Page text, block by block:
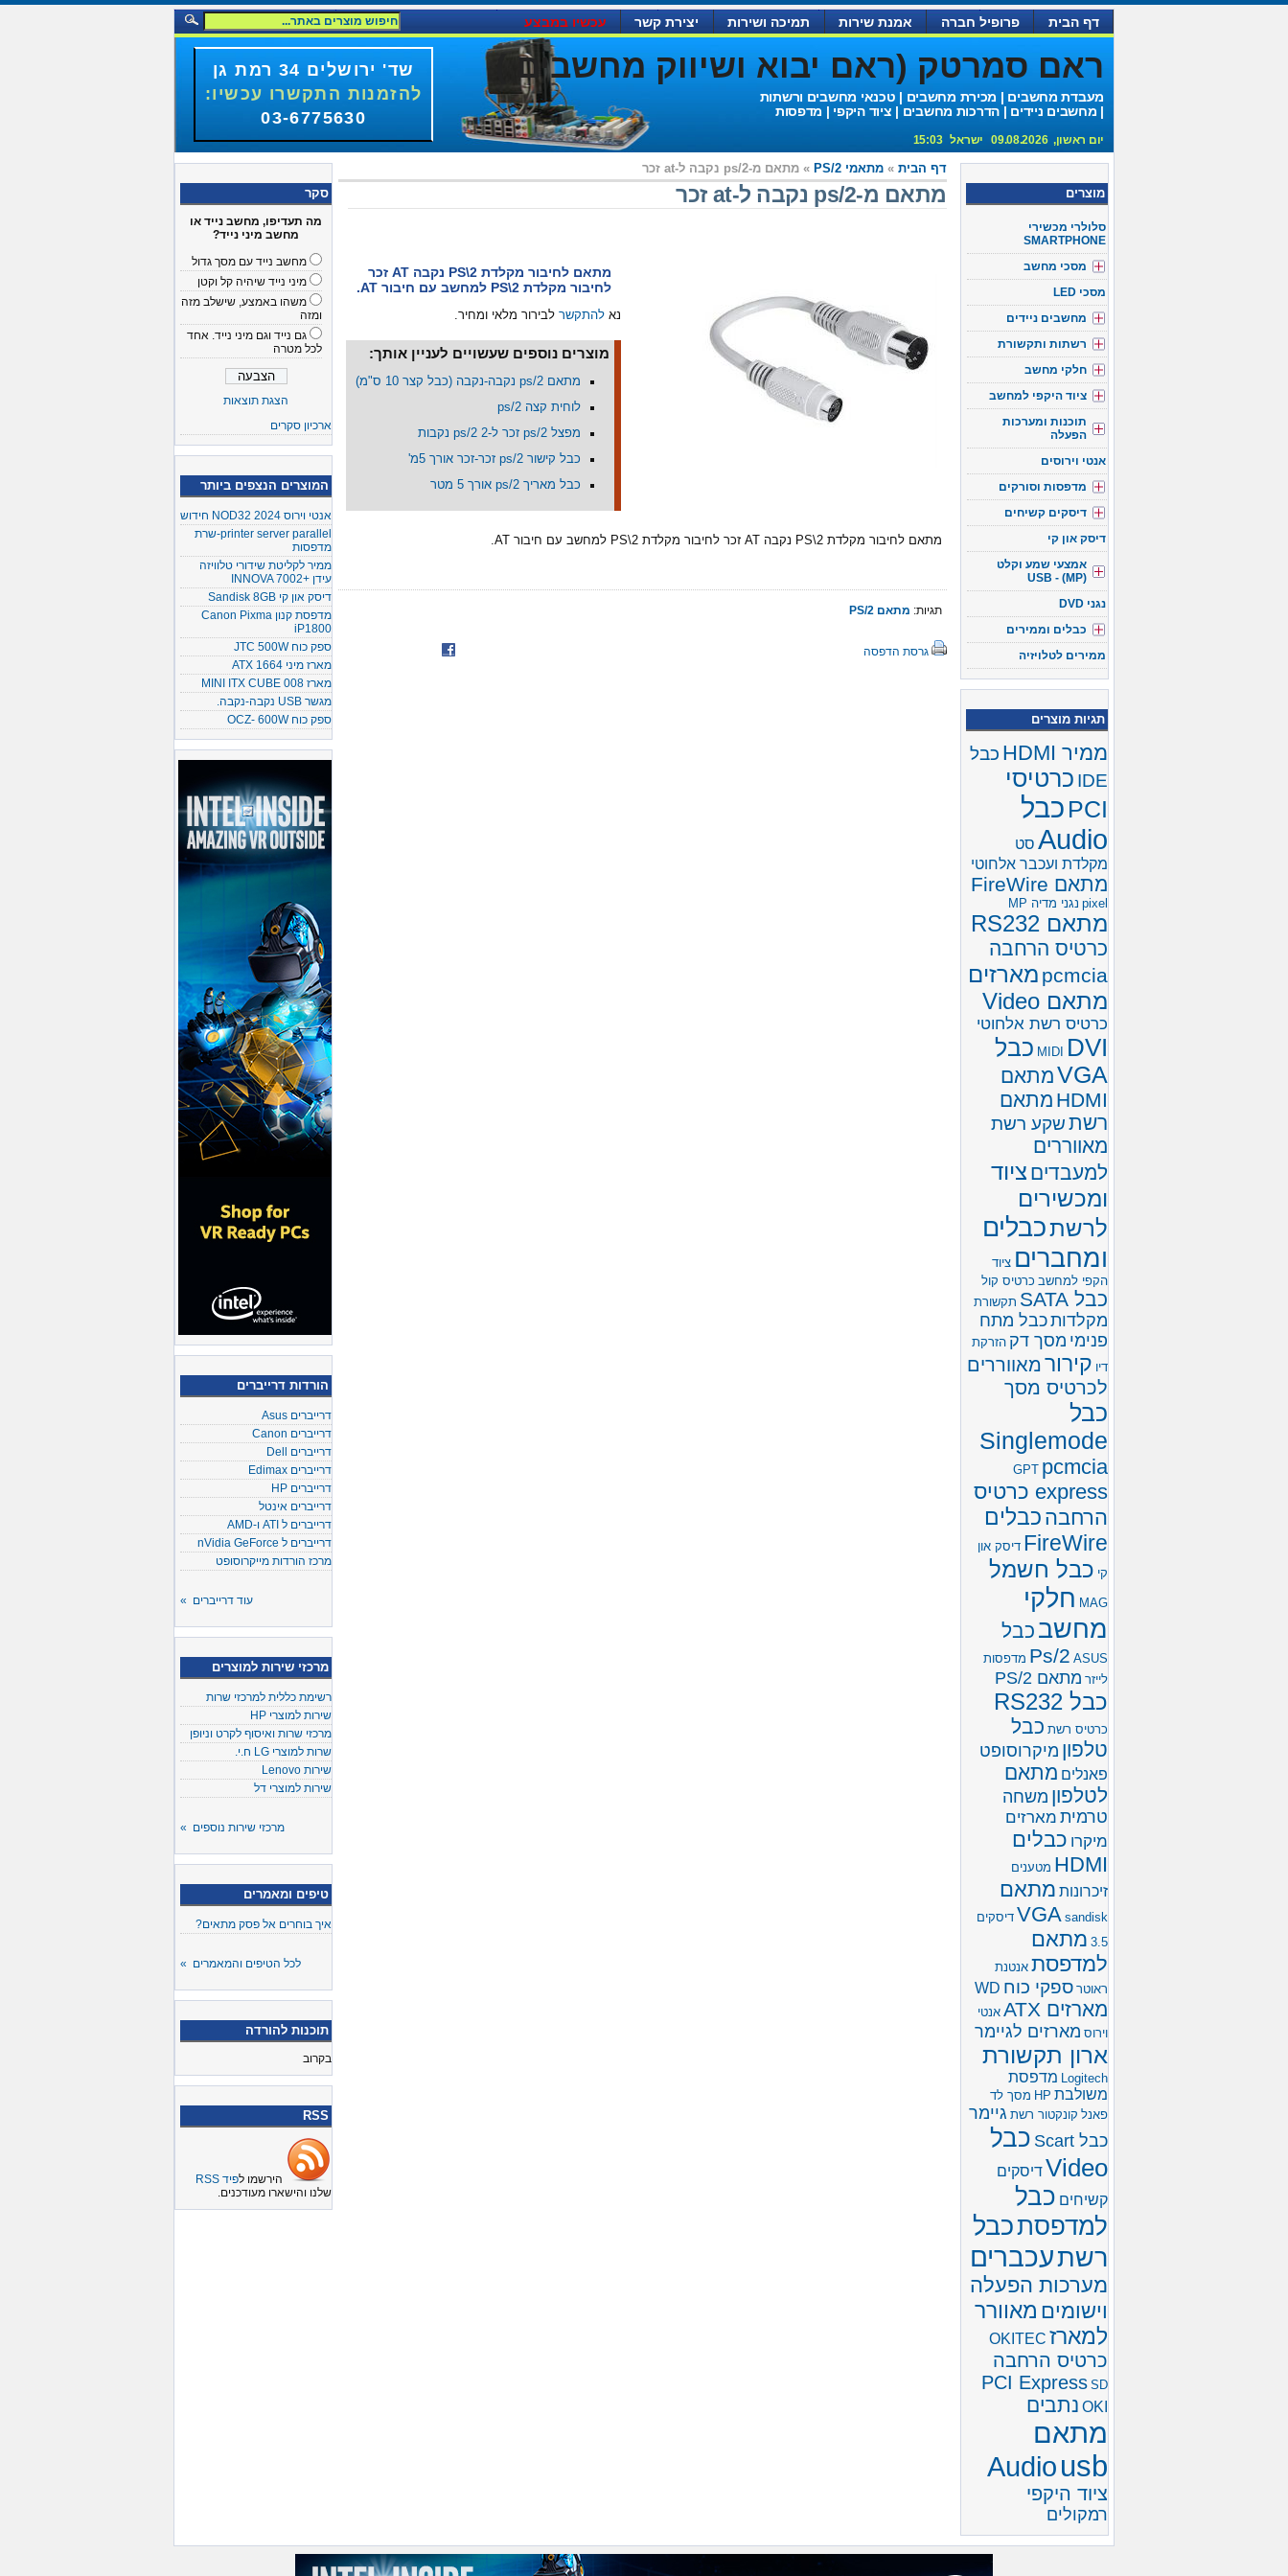
דף הבית פרופיל חברה אמנת שירות תמיכה ושירות יצירת קשר עכשיו במבצע
ראם סמרטק (ראם יבוא ושיווק מחשבים )
מעבדת מחשבים | מכירת מחשבים | טכנאי מחשבים ורשתות
| מחשבים ניידים | הדרכות מחשבים | ציוד היקפי | מדפסות
יום ראשון, 09.08.2026 ישראל 15:03
שד' ירושלים 34 רמת גן
להזמנות התקשרו עכשיו:
03-6775630
סקר
מה תעדיפו, מחשב נייד או
מחשב מיני נייד?
מחשב נייד עם מסך גדול
מיני נייד שיהיה קל וקטן
משהו באמצע, שישלב מזה
ומזה
גם נייד וגם מיני נייד. אחד
לכל מטרה
הצגת תוצאות
ארכיון סקרים
המוצרים הנצפים ביותר
אנטי וירוס NOD32 2024 חידוש
printer server parallel-שרת
מדפסות
ממיר לקליטת שידורי טלוויזה
עידן +INNOVA 7002
דיסק און קי Sandisk 8GB
מדפסת קנון Canon Pixma
iP1800
ספק כוח JTC 500W
מארז מיני ATX 1664
מארז MINI ITX CUBE 008
מגשר USB נקבה-נקבה.
ספק כוח OCZ- 600W
הורדות דרייברים
דרייברים Asus
דרייברים Canon
דרייברים Dell
דרייברים Edimax
דרייברים HP
דרייברים אינטל
דרייברים ל ATI ו-AMD
דרייברים ל nVidia GeForce
מרכז הורדות מייקרוסופט
עוד דרייברים »
מרכזי שירות למוצרים
רשימת כללית למרכזי שרות
שירות למוצרי HP
מרכזי שרות ואיסוף לקרט וניופן
שרות למוצרי LG ח.י.
שירות Lenovo
שירות למוצרי דל
מרכזי שירות נוספים »
טיפים ומאמרים
איך בוחרים אל פסק מתאים?
לכל הטיפים והמאמרים »
תוכנות להורדה
בקרוב
RSS
הירשמו לפיד RSS
שלנו והישארו מעודכנים.
דף הבית » מתאמי PS/2 » מתאם מ-ps/2 נקבה ל-at זכר
מתאם מ-ps/2 נקבה ל-at זכר
מתאם לחיבור מקלדת PS\2 נקבה AT זכר
לחיבור מקלדת PS\2 למחשב עם חיבור AT.
נא להתקשר לבירור מלאי ומחיר.
מוצרים נוספים שעשויים לעניין אותך:
מתאם ps/2 נקבה-נקבה (כבל קצר 10 ס"מ)
לוחית קצה ps/2
מפצל ps/2 זכר ל-2 ps/2 נקבות
כבל קישור ps/2 זכר-זכר אורך 5מ'
כבל מאריך ps/2 אורך 5 מטר
מתאם לחיבור מקלדת PS\2 נקבה AT זכר לחיבור מקלדת PS\2 למחשב עם חיבור AT.
תגיות: מתאם PS/2
גרסת הדפסה
מוצרים
סלולרי מכשירי
SMARTPHONE
מסכי מחשב
מסכי LED
מחשבים ניידים
רשתות ותקשורת
חלקי מחשב
ציוד היקפי למחשב
תוכנות ומערכות
הפעלה
אנטי וירוסים
מדפסות וסורקים
דיסקים קשיחים
דיסק און קי
אמצעי שמע וקלט
(USB - (MP
נגני DVD
כבלים וממירים
ממירים לטלויזיה
תגיות מוצרים
ממיר HDMI
כבל
IDE כרטיסי
PCI כבל
Audio סט
מקלדת ועכבר אלחוטי
מתאם FireWire
pixel נגני מדיה MP
מתאם RS232
כרטיס הרחבה
pcmcia מארזים
מתאם Video
כרטיס רשת אלחוטי
MIDI DVI
כבל
VGAמתאם
HDMI מתאם
רשתשקע רשת
מאווררים
למעבדים ציוד
ומכשירים
לרשתכבלים
ומחברים ציוד
הקפי למחשב כרטיס קול
כבל SATA תקשורת
מקלדותכבל מתח
פנימי מסך דק הזרקת
דיו קירורמאווררים
לכרטיס מסך
כבל
Singlemode
GPT pcmcia
express כרטיס
הרחבה כבלים
FireWire דיסק און
קי כבל חשמל
MAG חלקי
מחשב כבל
Ps/2 ASUS
מדפסות
לייזר מתאם PS/2
כבל RS232
כרטיס רשת כבל
טלפון מיקרוסופט
פאנלים מתאם
לטלפון משחה
טרמית מארזים
מיקרו כבלים
HDMI מטענים
זיכרונות מתאם
VGA sandisk
דיסקים
3.5 מתאם
למדפסת אנטנת
ראוטר ספקי כוח WD
מארזים ATX
אנטי
וירוס מארזים לגיימר
ארון תקשורת
Logitech מדפסת
משולבת HP מסך לד
פאנל קונקטור רשת גיימר
כבל Scart
כבל
Videoדיסקים
קשיחים כבל
למדפסתכבל
רשתעכברים
מערכות הפעלה
וישומים מאוורר
למארז OKITEC
כרטיס הרחבה
PCI Express SD
OKI נתבים
מתאם
Audiousb
ציוד היקפי
רמקולים